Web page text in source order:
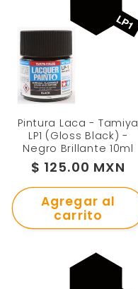
c
ó
n
Pintura Laca - Tamiya
LP1 (Gloss Black) -
Negro Brillante 10ml
Precio
habitual
$ 125.00 MXN
Agregar al
carrito